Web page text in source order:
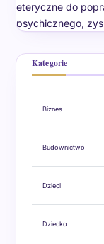
eteryczne do
psychicznego,
Kategorie
Biznes
Budownictwo
Dzieci
Dziecko